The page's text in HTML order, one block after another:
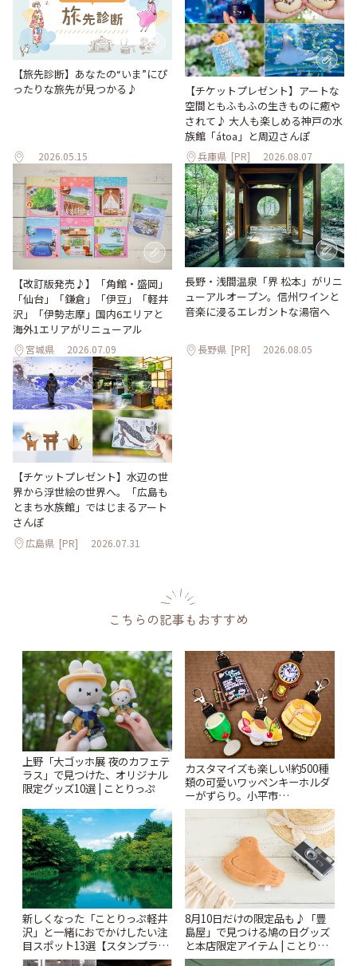
【旅先診断】あなたの“いま”にぴ
ったりな旅先が見つかる♪
2026.05.15
【チケットプレゼント】アートな
空間ともふもふの生きものに癒や
されて♪ 大人も楽しめる神戸の水
族館「átoa」と周辺さんぽ
兵庫県 [PR] 2026.08.07
【改訂版発売♪】「角館・盛岡」
「仙台」「鎌倉」「伊豆」「軽井
沢」「伊勢志摩」国内6エリアと
海外1エリアがリニューアル
宮城県 2026.07.09
長野・浅間温泉「界 松本」がリニ
ューアルオープン。信州ワインと
音楽に浸るエレガントな湯宿へ
長野県 [PR] 2026.08.05
【チケットプレゼント】水辺の世
界から浮世絵の世界へ。「広島も
とまち水族館」ではじまるアート
さんぽ
広島県 [PR] 2026.07.31
こちらの記事もおすすめ
上野「大ゴッホ展 夜のカフェテ
ラス」で見つけた、オリジナル
限定グッズ10選 | ことりっぷ
カスタマイズも楽しい!約500種
類の可愛いワッペンキーホルダ
ーがずらり。小平市
「Kimamaya T&K」 | ことりっ
新しくなった「ことりっぷ軽井
沢」と一緒におでかけしたい注
目スポット13選【スタンプラリ
ー開催中】 | ことりっぷ
8月10日だけの限定品も♪「豊
島屋」で見つける鳩の日グッズ
と本店限定アイテム | ことりっ
ぷ